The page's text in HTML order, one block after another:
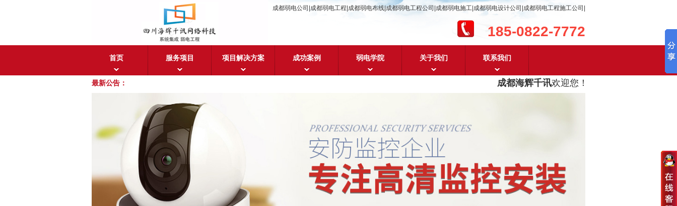
成都弱电公司|成都弱电工程|成都弱电布线|成都弱电工程公司|成都弱电施工|成都弱电设计公司|成都弱电工程施工公司|
185-0822-7772
首页 服务项目 项目解决方案 成功案例 弱电学院 关于我们 联系我们
最新公告： 成都海辉千讯欢迎您！成都弱电工程设计及成